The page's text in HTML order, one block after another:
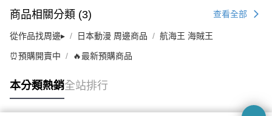
商品相關分類 (3) 查看全部
從作品找周邊▸ 日本動漫 周邊商品 航海王 海賊王
⏰預購開賣中 🔥最新預購商品
本分類熱銷全站排行